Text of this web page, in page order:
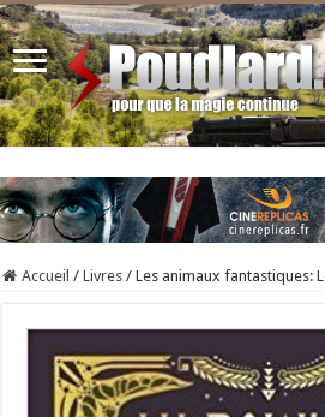
Accueil / Livres / Les animaux fantastiques: